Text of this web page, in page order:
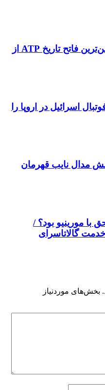
جوکوویچ قهرمان آتن شد| مسن‌ترین فاتح تاریخ ATP از
اسرائیل در اروپا را
شش مدال نایب قهرمان
با مورینیو بود؟ /
گالاتاسرای
بخش‌های موردنیاز